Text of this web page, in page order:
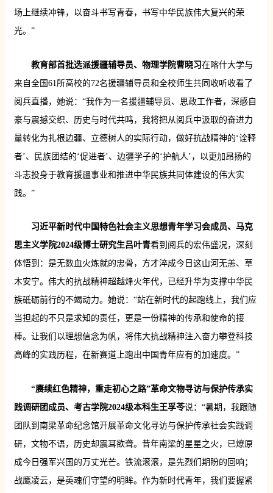
场上继续冲锋，以奋斗书写青春，书写中华民族伟大复兴的荣
光。”
教育部首批选派援疆辅导员、物理学院曹晓习在喀什大学与
来自全国61所高校的72名援疆辅导员和全校师生共同收听收看了
阅兵直播，她说：“我作为一名援疆辅导员、思政工作者，深感自
豪与震撼交织、历史与时代共鸣，我将把从阅兵中汲取的奋进力
量转化为扎根边疆、立德树人的实际行动，做好抗战精神的‘诠释
者’、民族团结的‘促进者’、边疆学子的‘护航人’，以更加昂扬的
斗志投身于教育援疆事业和推进中华民族共同体建设的伟大实
践。”
习近平新时代中国特色社会主义思想青年学习会成员、马克
思主义学院2024级博士研究生吕叶青看到阅兵的宏伟盛况，深刻
体悟到：是无数血火炼就的忠骨，方才淬成今日这山河无恙、草
木安宁。伟大的抗战精神超越烽火年代，已经升华为支撑中华民
族砥砺前行的不竭动力。她说：“站在新时代的起跑线上，我们应
当担起的不只是求知的责任，更是一份精神的传承和使命的接
棒。让我们以理想信念为帆，将伟大抗战精神注入奋力攀登科技
高峰的实践历程，在新赛道上跑出中国青年应有的加速度。”
“赓续红色精神，重走初心之路”革命文物寻访与保护传承实
践调研团成员、考古学院2024级本科生王孚苓说：“暑期，我跟随
团队到南梁革命纪念馆开展革命文化寻访与保护传承社会实践调
研，文物不语，历史却震耳欲聋。昔年南梁的星星之火，已燎原
成今日强军兴国的万丈光芒。铁流滚滚，是先烈们期盼的回响；
战鹰凌云，是英魂们守望的明眸。作为新时代青年，我们要握紧